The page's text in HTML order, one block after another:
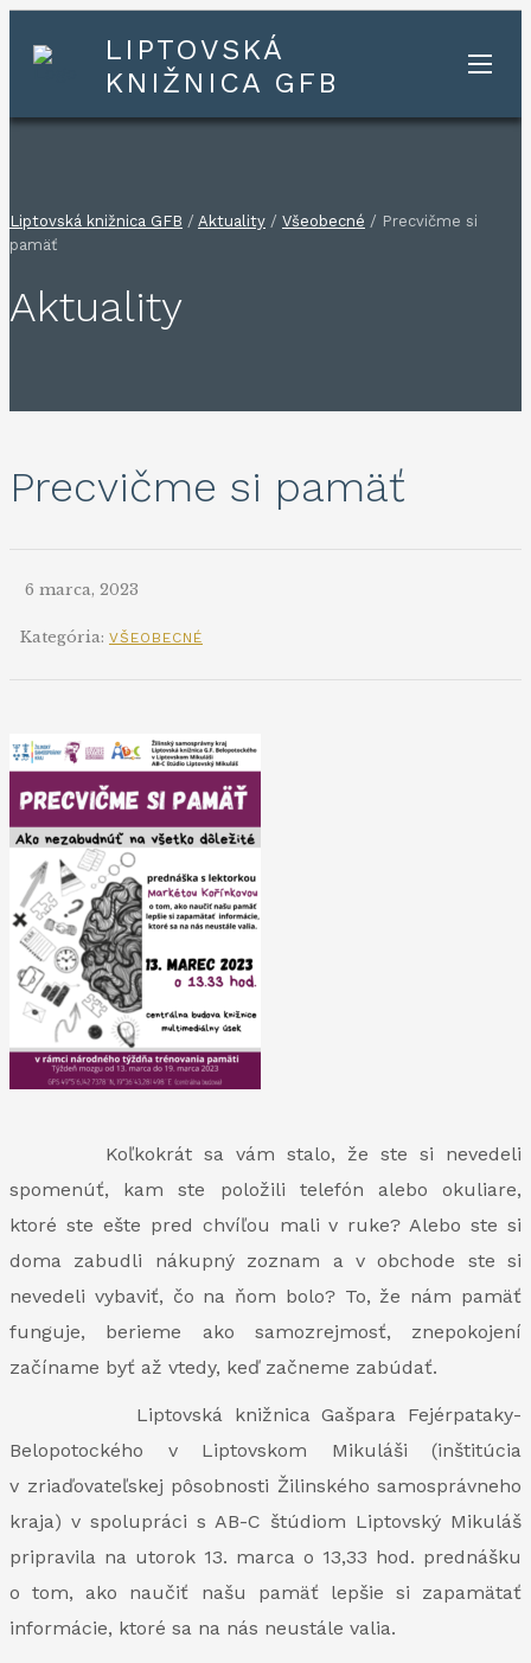
LIPTOVSKÁ
KNIŽNICA GFB
Liptovská knižnica GFB / Aktuality / Všeobecné / Precvičme si
pamäť
Aktuality
Precvičme si pamäť
6 marca, 2023
Kategória: VŠEOBECNÉ
Koľkokrát sa vám stalo, že ste si nevedeli
spomenúť, kam ste položili telefón alebo okuliare,
ktoré ste ešte pred chvíľou mali v ruke? Alebo ste si
doma zabudli nákupný zoznam a v obchode ste si
nevedeli vybaviť, čo na ňom bolo? To, že nám pamäť
funguje, berieme ako samozrejmosť, znepokojení
začíname byť až vtedy, keď začneme zabúdať.
Liptovská knižnica Gašpara Fejérpataky-
Belopotockého v Liptovskom Mikuláši (inštitúcia
v zriaďovateľskej pôsobnosti Žilinského samosprávneho
kraja) v spolupráci s AB-C štúdiom Liptovský Mikuláš
pripravila na utorok 13. marca o 13,33 hod. prednášku
o tom, ako naučiť našu pamäť lepšie si zapamätať
informácie, ktoré sa na nás neustále valia.